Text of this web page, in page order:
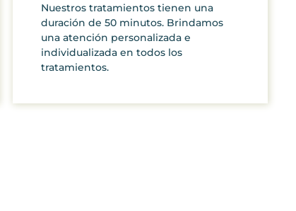
Nuestros tratamientos tienen una
duración de 50 minutos. Brindamos
una atención personalizada e
individualizada en todos los
tratamientos.